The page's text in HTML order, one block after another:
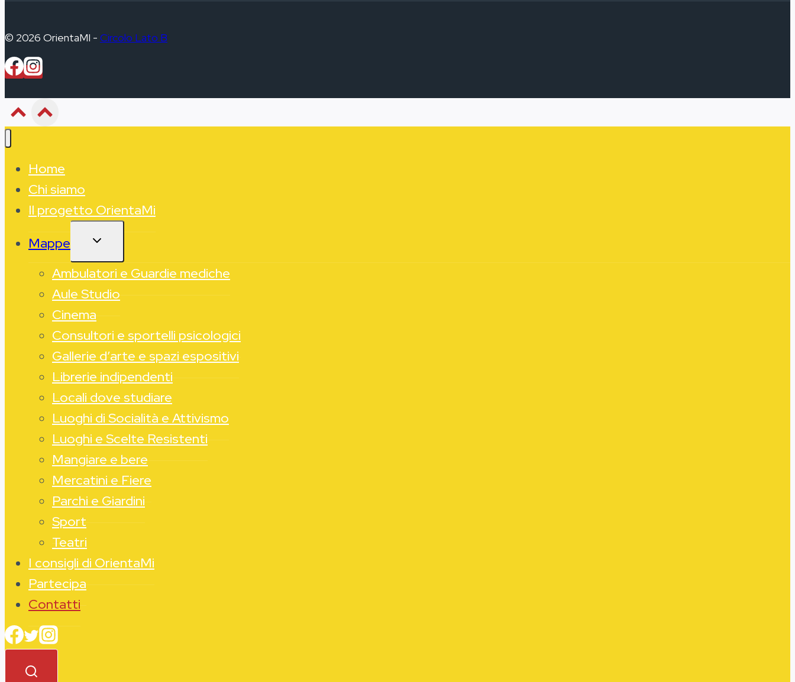
© 2026 OrientaMI - Circolo Lato B
Home
Chi siamo
Il progetto OrientaMi
Mappe
ALTERNA
FIGLIO
Ambulatori e Guardie mediche
Aule Studio
Cinema
Consultori e sportelli psicologici
Gallerie d’arte e spazi espositivi
Librerie indipendenti
Locali dove studiare
Luoghi di Socialità e Attivismo
Luoghi e Scelte Resistenti
Mangiare e bere
Mercatini e Fiere
Parchi e Giardini
Sport
Teatri
I consigli di OrientaMi
Partecipa
Contatti